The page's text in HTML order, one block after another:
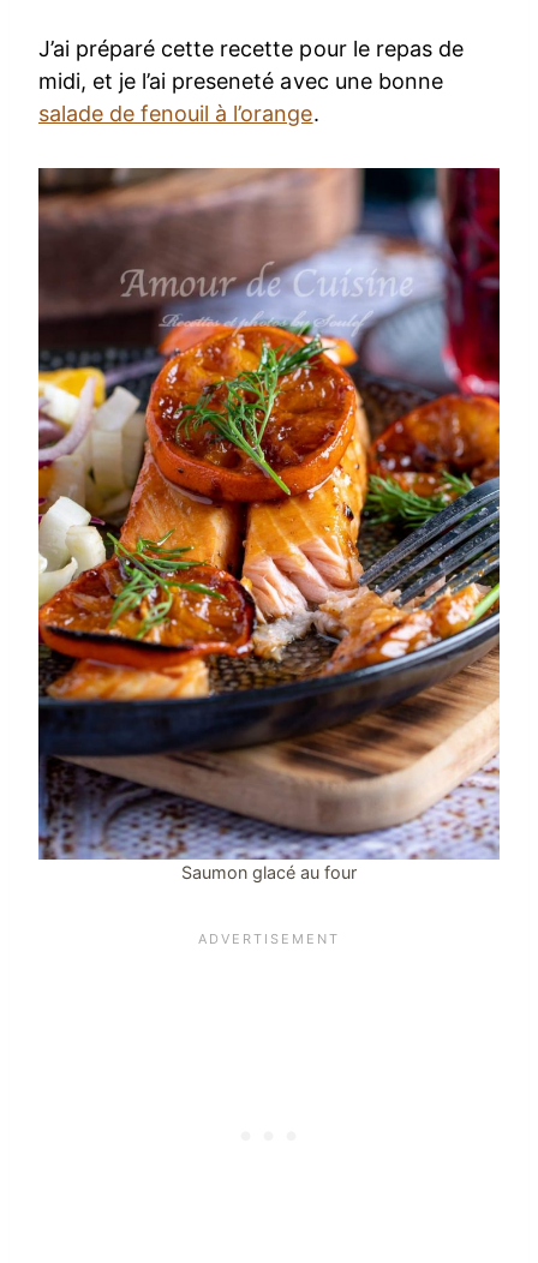
J’ai préparé cette recette pour le repas de
midi, et je l’ai preseneté avec une bonne
salade de fenouil à l’orange.
Saumon glacé au four